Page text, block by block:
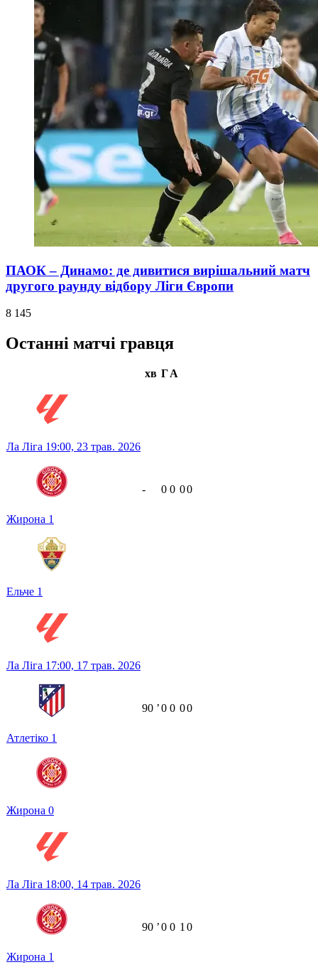
ПАОК – Динамо: де дивитися вирішальний матч
другого раунду відбору Ліги Європи
8 145
Останні матчі гравця
хв ГА
Ла Ліга 19:00, 23 трав. 2026
Жирона 1
Ельче 1
- 0 0 00
Ла Ліга 17:00, 17 трав. 2026
Атлетіко 1
Жирона 0
90 ʼ0 0 00
Ла Ліга 18:00, 14 трав. 2026
Жирона 1
90 ʼ0 0 1 0